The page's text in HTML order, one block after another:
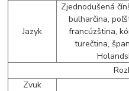
Jazyk
Zjednodušená
bulharčina,
francúzština,
turečtina,
Zvuk